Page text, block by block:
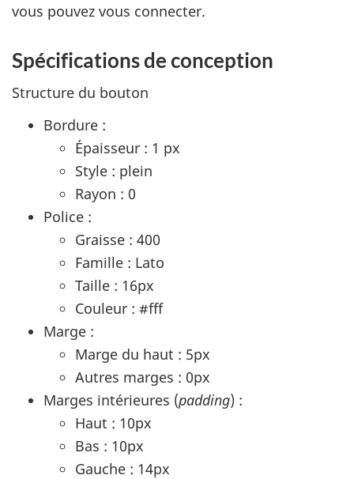
vous pouvez vous connecter.
Spécifications de conception
Structure du bouton
Bordure :
Épaisseur : 1 px
Style : plein
Rayon : 0
Police :
Graisse : 400
Famille : Lato
Taille : 16px
Couleur : #fff
Marge :
Marge du haut : 5px
Autres marges : 0px
Marges intérieures (padding) :
Haut : 10px
Bas : 10px
Gauche : 14px